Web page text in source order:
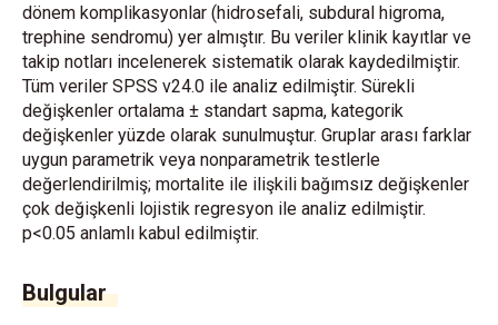
dönem komplikasyonlar (hidrosefali, subdural higroma,
trephine sendromu) yer almıştır. Bu veriler klinik kayıtlar ve
takip notları incelenerek sistematik olarak kaydedilmiştir.
Tüm veriler SPSS v24.0 ile analiz edilmiştir. Sürekli
değişkenler ortalama ± standart sapma, kategorik
değişkenler yüzde olarak sunulmuştur. Gruplar arası farklar
uygun parametrik veya nonparametrik testlerle
değerlendirilmiş; mortalite ile ilişkili bağımsız değişkenler
çok değişkenli lojistik regresyon ile analiz edilmiştir.
p<0.05 anlamlı kabul edilmiştir.
Bulgular